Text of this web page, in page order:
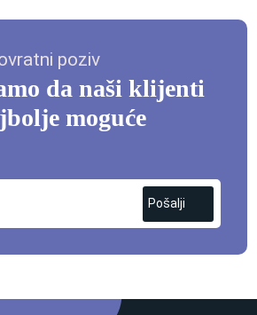
poziv
da naši klijenti
moguće
Pošalji